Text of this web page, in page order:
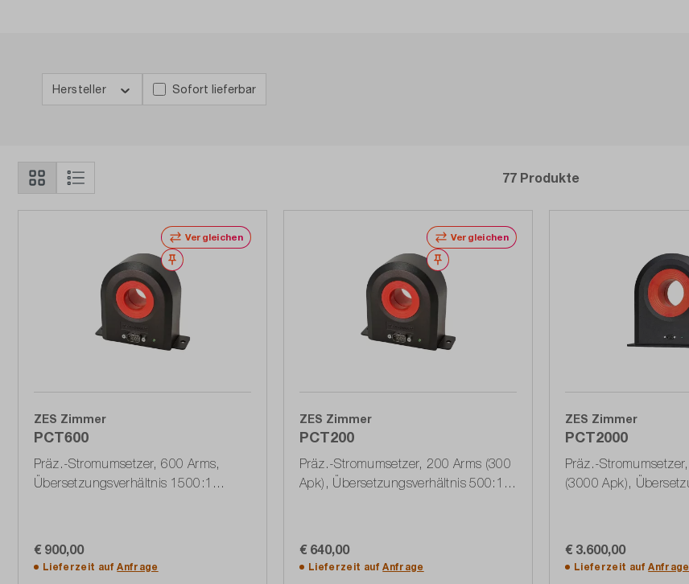
Hersteller Sofort lieferbar
77 Produkte
Vergleichen
Merken
ZES Zimmer
PCT600
Präz.-Stromumsetzer, 600 Arms,
Übersetzungsverhältnis 1500:1
€ 900,00
Lieferzeit aufAnfrage
Vergleichen
Merken
ZES Zimmer
PCT200
Präz.-Stromumsetzer, 200 Arms (300
Apk), Übersetzungsverhältnis 500:1
€ 640,00
Lieferzeit aufAnfrage
ZES Zimmer
PCT2000
Präz.-
(3000 Apk),
€ 3.600,00
Lieferzeit aufAnfrage